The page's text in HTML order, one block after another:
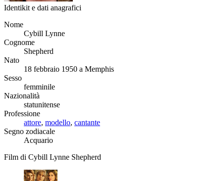
Identikit e dati anagrafici
Nome
Cybill Lynne
Cognome
Shepherd
Nato
18 febbraio 1950 a Memphis
Sesso
femminile
Nazionalità
statunitense
Professione
attore, modello, cantante
Segno zodiacale
Acquario
Film di Cybill Lynne Shepherd